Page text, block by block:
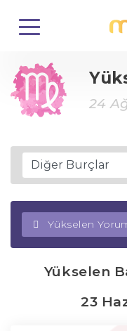
24
Yükselen
Yükselen
23